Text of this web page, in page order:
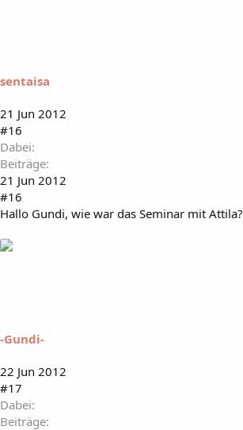
sentaisa
21 Jun 2012
#16
Dabei
Beiträge
21 Jun 2012
#16
Hallo Gundi, wie war das Seminar mit Attila?
-Gundi-
22 Jun 2012
#17
Dabei
Beiträge